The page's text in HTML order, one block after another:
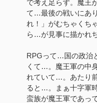
で考え足らず。魔王
て…最後の戦いにあ
れ！」がむちゃくち
ら…が見事に描かれ
RPGって…国の政治
くて…。魔王軍の中
れていて…。あたり
ると…。まぁ十字軍
蛮族が魔王軍であっ